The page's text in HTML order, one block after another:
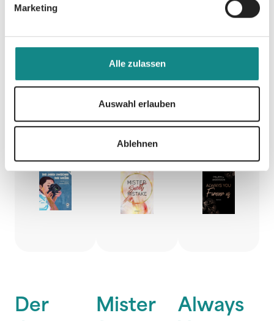
Marketing
Alle zulassen
Auswahl erlauben
Ablehnen
Sonne
Nordberg
Der
Mister
Always